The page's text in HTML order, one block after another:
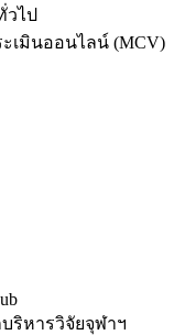
วไป
ะเมินออนไลน์ (MCV)
ริหารวิจัยจุฬาฯ